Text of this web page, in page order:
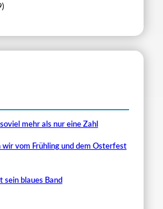
mehr als nur eine Zahl
wir vom Frühling und dem Osterfest
sein blaues Band